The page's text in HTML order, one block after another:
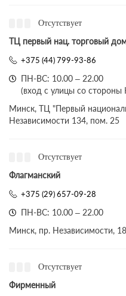
Отсутствует
ТЦ первый нац. торговый
+375 (44) 799-93-86
ПН-ВС: 10.00 – 22.00
(вход с улицы со стороны
Минск, ТЦ "Первый
Независимости 134, пом. 25
Отсутствует
Флагманский
+375 (29) 657-09-28
ПН-ВС: 10.00 – 22.00
Минск, пр. Независимости, 18
Отсутствует
Фирменный